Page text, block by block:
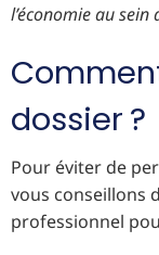
l’économie au sein
dossier ?
Pour éviter de
vous conseillons
professionnel